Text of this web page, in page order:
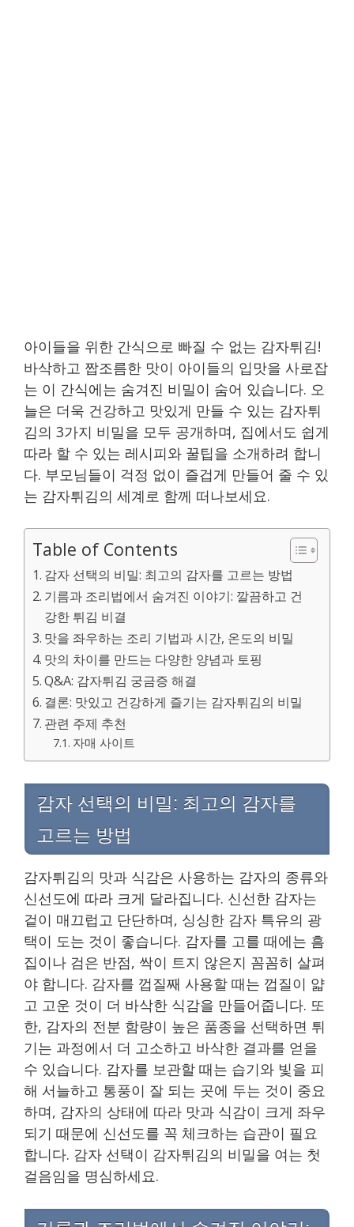
아이들을 위한 간식으로 빠질 수 없는 감자튀김!
바삭하고 짭조름한 맛이 아이들의 입맛을 사로잡
는 이 간식에는 숨겨진 비밀이 숨어 있습니다. 오
늘은 더욱 건강하고 맛있게 만들 수 있는 감자튀
김의 3가지 비밀을 모두 공개하며, 집에서도 쉽게
따라 할 수 있는 레시피와 꿀팁을 소개하려 합니
다. 부모님들이 걱정 없이 즐겁게 만들어 줄 수 있
는 감자튀김의 세계로 함께 떠나보세요.
Table of Contents
감자 선택의 비밀: 최고의 감자를 고르는 방법
기름과 조리법에서 숨겨진 이야기: 깔끔하고 건
강한 튀김 비결
맛을 좌우하는 조리 기법과 시간, 온도의 비밀
맛의 차이를 만드는 다양한 양념과 토핑
Q&A: 감자튀김 궁금증 해결
결론: 맛있고 건강하게 즐기는 감자튀김의 비밀
관련 주제 추천
자매 사이트
감자 선택의 비밀: 최고의 감자를
고르는 방법
감자튀김의 맛과 식감은 사용하는 감자의 종류와
신선도에 따라 크게 달라집니다. 신선한 감자는
겉이 매끄럽고 단단하며, 싱싱한 감자 특유의 광
택이 도는 것이 좋습니다. 감자를 고를 때에는 흠
집이나 검은 반점, 싹이 트지 않은지 꼼꼼히 살펴
야 합니다. 감자를 껍질째 사용할 때는 껍질이 얇
고 고운 것이 더 바삭한 식감을 만들어줍니다. 또
한, 감자의 전분 함량이 높은 품종을 선택하면 튀
기는 과정에서 더 고소하고 바삭한 결과를 얻을
수 있습니다. 감자를 보관할 때는 습기와 빛을 피
해 서늘하고 통풍이 잘 되는 곳에 두는 것이 중요
하며, 감자의 상태에 따라 맛과 식감이 크게 좌우
되기 때문에 신선도를 꼭 체크하는 습관이 필요
합니다. 감자 선택이 감자튀김의 비밀을 여는 첫
걸음임을 명심하세요.